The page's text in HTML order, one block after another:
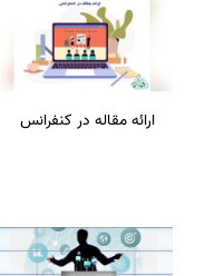
ارائه مقاله در کنفرانس